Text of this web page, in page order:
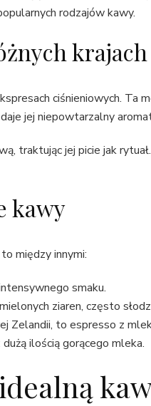
rodzajów kawy.
krajach
ciśnieniowych.
jej niepowtarzalny
traktując jej picie jak
kawy
między innymi:
smaku.
ziaren, często
to espresso z
ilością gorącego mleka.